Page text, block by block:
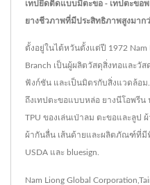
เทปยึดติดแบบมีตะขอ - เทปตะขอ
ยางชีวภาพที่มีประสิทธิภาพสูงมาก
ตั้งอยู่ในไต้หวันตั้งแต่ปี 1972 Nam
Branch เป็นผู้ผลิตวัสดุสิ่งทอและวั
ฟังก์ชัน และเป็นมิตรกับสิ่งแวดล้อ
ถึงเทปตะขอแบบหล่อ ยางนีโอพรี
TPU ของเล่นเป่าลม ตะขอและลูป
ผ้ากันลื่น เส้นด้ายและผลิตภัณฑ์ที่มี
USDA และ bluesign.
Nam Liong Global